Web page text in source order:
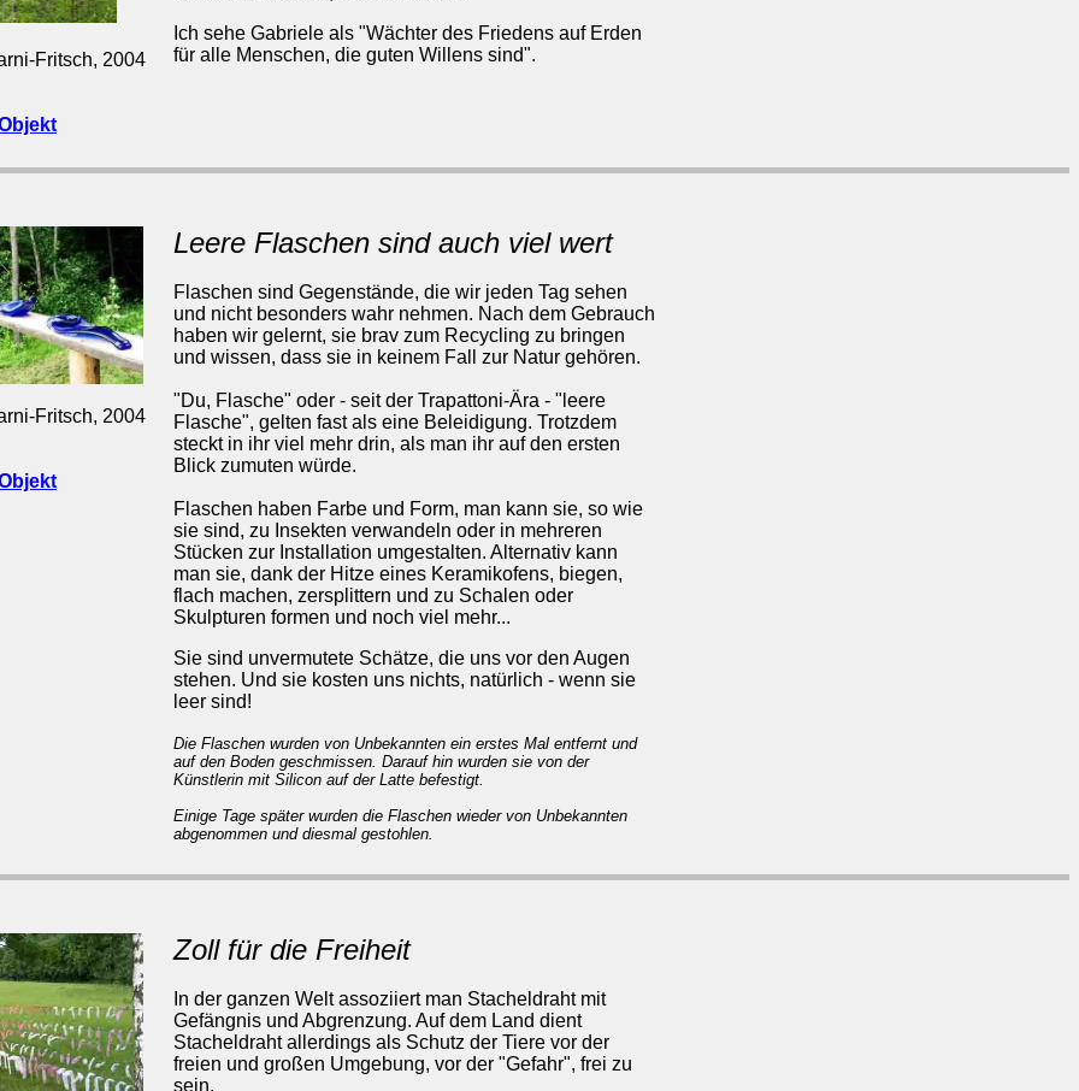
Fritsch, 2004
Ich sehe Gabriele als "Wächter des Friedens auf Erden
für alle Menschen, die guten Willens sind".
Fritsch, 2004
Leere Flaschen sind auch viel wert
Flaschen sind Gegenstände, die wir jeden Tag sehen
und nicht besonders wahr nehmen. Nach dem Gebrauch
haben wir gelernt, sie brav zum Recycling zu bringen
und wissen, dass sie in keinem Fall zur Natur gehören.
"Du, Flasche" oder - seit der Trapattoni-Ära - "leere
Flasche", gelten fast als eine Beleidigung. Trotzdem
steckt in ihr viel mehr drin, als man ihr auf den ersten
Blick zumuten würde.
Flaschen haben Farbe und Form, man kann sie, so wie
sie sind, zu Insekten verwandeln oder in mehreren
Stücken zur Installation umgestalten. Alternativ kann
man sie, dank der Hitze eines Keramikofens, biegen,
flach machen, zersplittern und zu Schalen oder
Skulpturen formen und noch viel mehr...
Sie sind unvermutete Schätze, die uns vor den Augen
stehen. Und sie kosten uns nichts, natürlich - wenn sie
leer sind!
Die Flaschen wurden von Unbekannten ein erstes Mal entfernt und
auf den Boden geschmissen. Darauf hin wurden sie von der
Künstlerin mit Silicon auf der Latte befestigt.
Einige Tage später wurden die Flaschen wieder von Unbekannten
abgenommen und diesmal gestohlen.
Zoll für die Freiheit
In der ganzen Welt assoziiert man Stacheldraht mit
Gefängnis und Abgrenzung. Auf dem Land dient
Stacheldraht allerdings als Schutz der Tiere vor der
freien und großen Umgebung, vor der "Gefahr", frei zu
sein.